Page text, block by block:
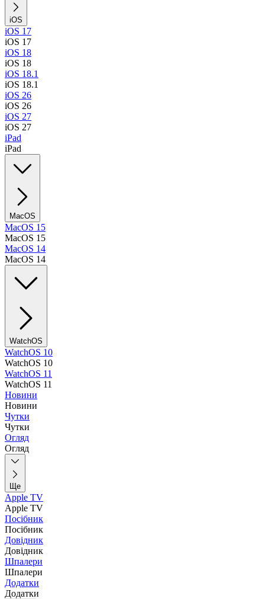
iOS
iOS 17
iOS 17
iOS 18
iOS 18
iOS 18.1
iOS 18.1
iOS 26
iOS 26
iOS 27
iOS 27
iPad
iPad
MacOS
MacOS 15
MacOS 15
MacOS 14
MacOS 14
WatchOS
WatchOS 10
WatchOS 10
WatchOS 11
WatchOS 11
Новини
Новини
Чутки
Чутки
Огляд
Огляд
Ще
Apple TV
Apple TV
Посібник
Посібник
Довідник
Довідник
Шпалери
Шпалери
Додатки
Додатки